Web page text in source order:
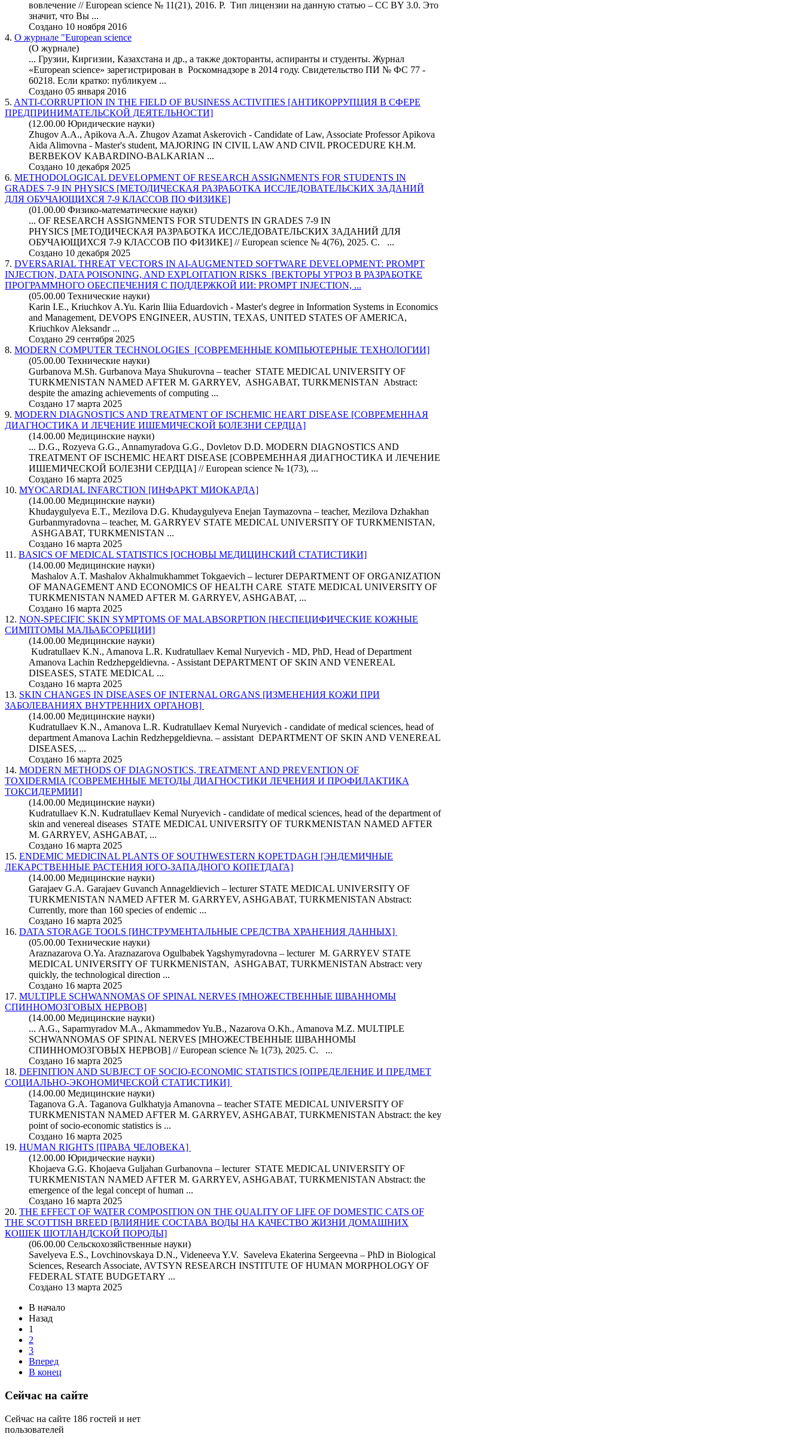
вовлечение //European science № 11(21), 2016. P. Тип лицензии на данную статью – CC BY 3.0. Это
значит, что Вы ...
Создано 10 ноября 2016
4. О журнале "European science
(О журнале)
... Грузии, Киргизии, Казахстана и др., а также докторанты, аспиранты и студенты. Журнал
«European science» зарегистрирован в Роскомнадзоре в 2014 году. Свидетельство ПИ № ФС 77 -
60218. Если кратко: публикуем ...
Создано 05 января 2016
5. ANTI-CORRUPTION IN THE FIELD OF BUSINESS ACTIVITIES [АНТИКОРРУПЦИЯ В СФЕРЕ
ПРЕДПРИНИМАТЕЛЬСКОЙ ДЕЯТЕЛЬНОСТИ]
(12.00.00 Юридические науки)
Zhugov A.A., Apikova A.A. Zhugov Azamat Askerovich - Candidate of Law, Associate Professor Apikova
Aida Alimovna - Master's student, MAJORING IN CIVIL LAW AND CIVIL PROCEDURE KH.M.
BERBEKOV KABARDINO-BALKARIAN ...
Создано 10 декабря 2025
6. METHODOLOGICAL DEVELOPMENT OF RESEARCH ASSIGNMENTS FOR STUDENTS IN
GRADES 7-9 IN PHYSICS [МЕТОДИЧЕСКАЯ РАЗРАБОТКА ИССЛЕДОВАТЕЛЬСКИХ ЗАДАНИЙ
ДЛЯ ОБУЧАЮЩИХСЯ 7-9 КЛАССОВ ПО ФИЗИКЕ]
(01.00.00 Физико-математические науки)
... OF RESEARCH ASSIGNMENTS FOR STUDENTS IN GRADES 7-9 IN
PHYSICS [МЕТОДИЧЕСКАЯ РАЗРАБОТКА ИССЛЕДОВАТЕЛЬСКИХ ЗАДАНИЙ ДЛЯ
ОБУЧАЮЩИХСЯ 7-9 КЛАССОВ ПО ФИЗИКЕ] //European science № 4(76), 2025. C. ...
Создано 10 декабря 2025
7. DVERSARIAL THREAT VECTORS IN AI-AUGMENTED SOFTWARE DEVELOPMENT: PROMPT
INJECTION, DATA POISONING, AND EXPLOITATION RISKS [ВЕКТОРЫ УГРОЗ В РАЗРАБОТКЕ
ПРОГРАММНОГО ОБЕСПЕЧЕНИЯ С ПОДДЕРЖКОЙ ИИ: PROMPT INJECTION, ...
(05.00.00 Технические науки)
Karin I.E., Kriuchkov A.Yu. Karin Iliia Eduardovich - Master's degree in Information Systems in Economics
and Management, DEVOPS ENGINEER, AUSTIN, TEXAS, UNITED STATES OF AMERICA,
Kriuchkov Aleksandr ...
Создано 29 сентября 2025
8. MODERN COMPUTER TECHNOLOGIES [СОВРЕМЕННЫЕ КОМПЬЮТЕРНЫЕ ТЕХНОЛОГИИ]
(05.00.00 Технические науки)
Gurbanova M.Sh. Gurbanova Maya Shukurovna – teacher STATE MEDICAL UNIVERSITY OF
TURKMENISTAN NAMED AFTER M. GARRYEV, ASHGABAT, TURKMENISTAN Abstract:
despite the amazing achievements of computing ...
Создано 17 марта 2025
9. MODERN DIAGNOSTICS AND TREATMENT OF ISCHEMIC HEART DISEASE [СОВРЕМЕННАЯ
ДИАГНОСТИКА И ЛЕЧЕНИЕ ИШЕМИЧЕСКОЙ БОЛЕЗНИ СЕРДЦА]
(14.00.00 Медицинские науки)
... D.G., Rozyeva G.G., Annamyradova G.G., Dovletov D.D. MODERN DIAGNOSTICS AND
TREATMENT OF ISCHEMIC HEART DISEASE [СОВРЕМЕННАЯ ДИАГНОСТИКА И ЛЕЧЕНИЕ
ИШЕМИЧЕСКОЙ БОЛЕЗНИ СЕРДЦА] //European science № 1(73), ...
Создано 16 марта 2025
10. MYOCARDIAL INFARCTION [ИНФАРКТ МИОКАРДА]
(14.00.00 Медицинские науки)
Khudaygulyeva E.T., Mezilova D.G. Khudaygulyeva Enejan Taymazovna – teacher, Mezilova Dzhakhan
Gurbanmyradovna – teacher, M. GARRYEV STATE MEDICAL UNIVERSITY OF TURKMENISTAN,
ASHGABAT, TURKMENISTAN ...
Создано 16 марта 2025
11. BASICS OF MEDICAL STATISTICS [ОСНОВЫ МЕДИЦИНСКИЙ СТАТИСТИКИ]
(14.00.00 Медицинские науки)
Mashalov A.T. Mashalov Akhalmukhammet Tokgaevich – lecturer DEPARTMENT OF ORGANIZATION
OF MANAGEMENT AND ECONOMICS OF HEALTH CARE STATE MEDICAL UNIVERSITY OF
TURKMENISTAN NAMED AFTER M. GARRYEV, ASHGABAT, ...
Создано 16 марта 2025
12. NON-SPECIFIC SKIN SYMPTOMS OF MALABSORPTION [НЕСПЕЦИФИЧЕСКИЕ КОЖНЫЕ
СИМПТОМЫ МАЛЬАБСОРБЦИИ]
(14.00.00 Медицинские науки)
Kudratullaev K.N., Amanova L.R. Kudratullaev Kemal Nuryevich - MD, PhD, Head of Department
Amanova Lachin Redzhepgeldievna. - Assistant DEPARTMENT OF SKIN AND VENEREAL
DISEASES, STATE MEDICAL ...
Создано 16 марта 2025
13. SKIN CHANGES IN DISEASES OF INTERNAL ORGANS [ИЗМЕНЕНИЯ КОЖИ ПРИ
ЗАБОЛЕВАНИЯХ ВНУТРЕННИХ ОРГАНОВ]
(14.00.00 Медицинские науки)
Kudratullaev K.N., Amanova L.R. Kudratullaev Kemal Nuryevich - candidate of medical sciences, head of
department Amanova Lachin Redzhepgeldievna. – assistant DEPARTMENT OF SKIN AND VENEREAL
DISEASES, ...
Создано 16 марта 2025
14. MODERN METHODS OF DIAGNOSTICS, TREATMENT AND PREVENTION OF
TOXIDERMIA [СОВРЕМЕННЫЕ МЕТОДЫ ДИАГНОСТИКИ ЛЕЧЕНИЯ И ПРОФИЛАКТИКА
ТОКСИДЕРМИИ]
(14.00.00 Медицинские науки)
Kudratullaev K.N. Kudratullaev Kemal Nuryevich - candidate of medical sciences, head of the department of
skin and venereal diseases STATE MEDICAL UNIVERSITY OF TURKMENISTAN NAMED AFTER
M. GARRYEV, ASHGABAT, ...
Создано 16 марта 2025
15. ENDEMIC MEDICINAL PLANTS OF SOUTHWESTERN KOPETDAGH [ЭНДЕМИЧНЫЕ
ЛЕКАРСТВЕННЫЕ РАСТЕНИЯ ЮГО-ЗАПАДНОГО КОПЕТДАГА]
(14.00.00 Медицинские науки)
Garajaev G.A. Garajaev Guvanch Annageldievich – lecturer STATE MEDICAL UNIVERSITY OF
TURKMENISTAN NAMED AFTER M. GARRYEV, ASHGABAT, TURKMENISTAN Abstract:
Currently, more than 160 species of endemic ...
Создано 16 марта 2025
16. DATA STORAGE TOOLS [ИНСТРУМЕНТАЛЬНЫЕ СРЕДСТВА ХРАНЕНИЯ ДАННЫХ]
(05.00.00 Технические науки)
Araznazarova O.Ya. Araznazarova Ogulbabek Yagshymyradovna – lecturer M. GARRYEV STATE
MEDICAL UNIVERSITY OF TURKMENISTAN, ASHGABAT, TURKMENISTAN Abstract: very
quickly, the technological direction ...
Создано 16 марта 2025
17. MULTIPLE SCHWANNOMAS OF SPINAL NERVES [МНОЖЕСТВЕННЫЕ ШВАННОМЫ
СПИННОМОЗГОВЫХ НЕРВОВ]
(14.00.00 Медицинские науки)
... A.G., Saparmyradov M.A., Akmammedov Yu.B., Nazarova O.Kh., Amanova M.Z. MULTIPLE
SCHWANNOMAS OF SPINAL NERVES [МНОЖЕСТВЕННЫЕ ШВАННОМЫ
СПИННОМОЗГОВЫХ НЕРВОВ] //European science № 1(73), 2025. C. ...
Создано 16 марта 2025
18. DEFINITION AND SUBJECT OF SOCIO-ECONOMIC STATISTICS [ОПРЕДЕЛЕНИЕ И ПРЕДМЕТ
СОЦИАЛЬНО-ЭКОНОМИЧЕСКОЙ СТАТИСТИКИ]
(14.00.00 Медицинские науки)
Taganova G.A. Taganova Gulkhatyja Amanovna – teacher STATE MEDICAL UNIVERSITY OF
TURKMENISTAN NAMED AFTER M. GARRYEV, ASHGABAT, TURKMENISTAN Abstract: the key
point of socio-economic statistics is ...
Создано 16 марта 2025
19. HUMAN RIGHTS [ПРАВА ЧЕЛОВЕКА]
(12.00.00 Юридические науки)
Khojaeva G.G. Khojaeva Guljahan Gurbanovna – lecturer STATE MEDICAL UNIVERSITY OF
TURKMENISTAN NAMED AFTER M. GARRYEV, ASHGABAT, TURKMENISTAN Abstract: the
emergence of the legal concept of human ...
Создано 16 марта 2025
20. THE EFFECT OF WATER COMPOSITION ON THE QUALITY OF LIFE OF DOMESTIC CATS OF
THE SCOTTISH BREED [ВЛИЯНИЕ СОСТАВА ВОДЫ НА КАЧЕСТВО ЖИЗНИ ДОМАШНИХ
КОШЕК ШОТЛАНДСКОЙ ПОРОДЫ]
(06.00.00 Сельскохозяйственные науки)
Savelyeva E.S., Lovchinovskaya D.N., Videneeva Y.V. Saveleva Ekaterina Sergeevna – PhD in Biological
Sciences, Research Associate, AVTSYN RESEARCH INSTITUTE OF HUMAN MORPHOLOGY OF
FEDERAL STATE BUDGETARY ...
Создано 13 марта 2025
В начало
Назад
1
2
3
Вперед
В конец
Сейчас на сайте
Сейчас на сайте 186 гостей и нет
пользователей